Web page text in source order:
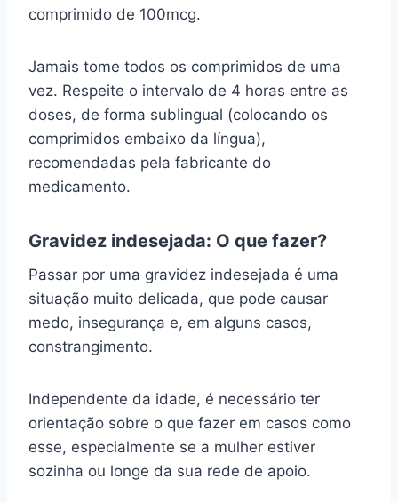
comprimido de 100mcg.
Jamais tome todos os comprimidos de uma
vez. Respeite o intervalo de 4 horas entre as
doses, de forma sublingual (colocando os
comprimidos embaixo da língua),
recomendadas pela fabricante do
medicamento.
Gravidez indesejada: O que fazer?
Passar por uma gravidez indesejada é uma
situação muito delicada, que pode causar
medo, insegurança e, em alguns casos,
constrangimento.
Independente da idade, é necessário ter
orientação sobre o que fazer em casos como
esse, especialmente se a mulher estiver
sozinha ou longe da sua rede de apoio.